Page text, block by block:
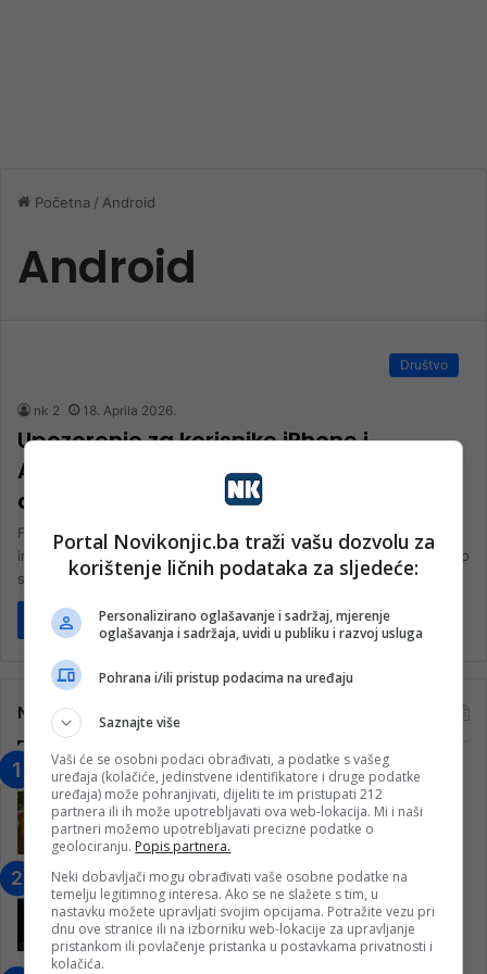
Početna / Android
Android
Društvo
nk 2 18. Aprila 2026.
Upozorenje za korisnike iPhone i
Androida da ne instalirajte OVE
aplikacije
FBI je zvanično upozorio američke građane da prestanu s
instaliranjem pojedinih aplikacija. U novoj objavi FBI ističe „rizike po
sigurnost…
Pročitaj više
Najčitanije
“Obrazovanje gradi BiH-Jovan Divjak“
– Konjic je u posljednje 22 godine imao
25 ​​stipendista
15. Februara 2023.
Nogometaši Igmana iznenadili
Konjičanke cvijećem i besplatnim
ulazom na utakmicu
7. Marta 2025.
Portal Novikonjic.ba traži vašu dozvolu za
korištenje ličnih podataka za sljedeće:
Personalizirano oglašavanje i sadržaj, mjerenje
oglašavanja i sadržaja, uvidi u publiku i razvoj usluga
Pohrana i/ili pristup podacima na uređaju
Saznajte više
Vaši će se osobni podaci obrađivati, a podatke s vašeg
uređaja (kolačiće, jedinstvene identifikatore i druge podatke
uređaja) može pohranjivati, dijeliti te im pristupati 212
partnera ili ih može upotrebljavati ova web-lokacija. Mi i naši
partneri možemo upotrebljavati precizne podatke o
geolociranju. Popis partnera.
Neki dobavljači mogu obrađivati vaše osobne podatke na
temelju legitimnog interesa. Ako se ne slažete s tim, u
nastavku možete upravljati svojim opcijama. Potražite vezu pri
dnu ove stranice ili na izborniku web-lokacije za upravljanje
pristankom ili povlačenje pristanka u postavkama privatnosti i
kolačića.